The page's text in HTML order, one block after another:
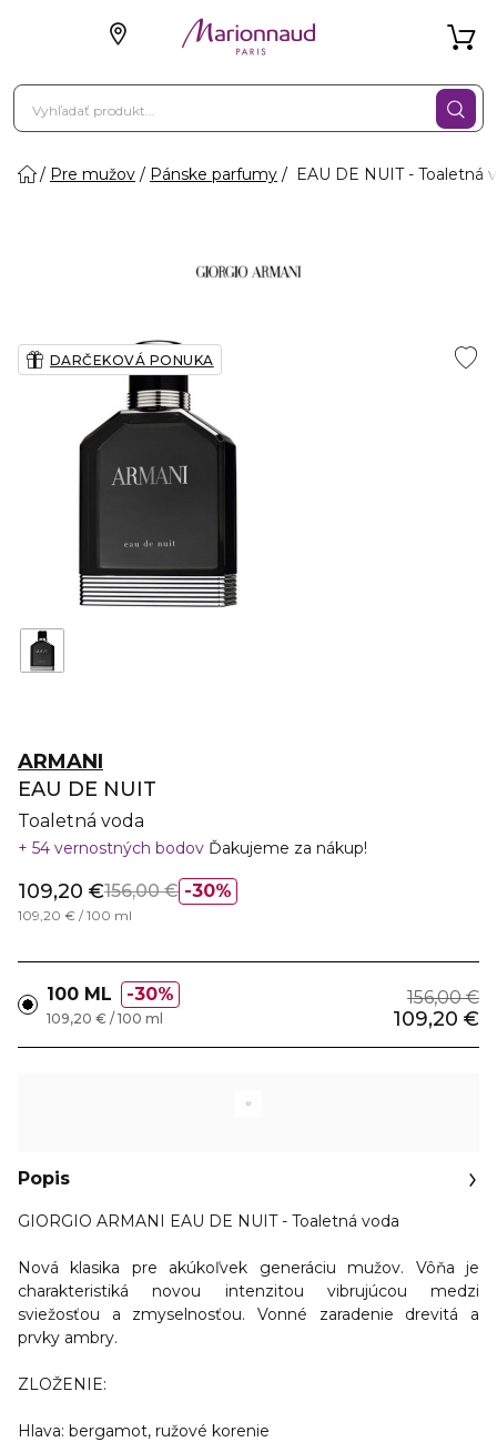
Pre mužov Pánske parfumy EAU DE NUIT - Toaletná
DARČEKOVÁ PONUKA
ARMANI
EAU DE NUIT
Toaletná voda
54 vernostných bodov Ďakujeme za nákup!
30%
109,20 €156,00 €
109,20 € / 100 ml
100 ML 30% 156,00 €
109,20 €
109,20 € / 100 ml
Popis
GIORGIO ARMANI EAU DE NUIT - Toaletná voda
Nová klasika pre akúkoľvek generáciu mužov. Vôňa je
charakteristiká novou intenzitou vibrujúcou medzi
sviežosťou a zmyselnosťou. Vonné zaradenie drevitá a
prvky ambry.
ZLOŽENIE:
Hlava: bergamot, ružové korenie